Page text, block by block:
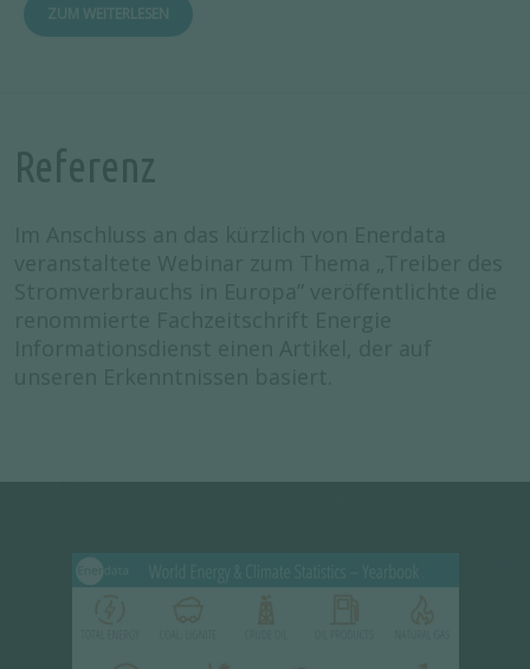
ZUM WEITERLESEN
Referenz